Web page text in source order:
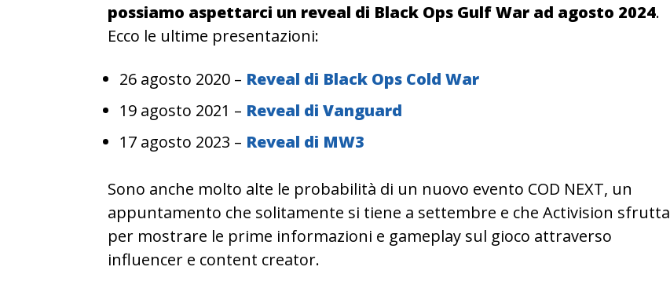
possiamo aspettarci un reveal di Black Ops Gulf War ad agosto 2024.
Ecco le ultime presentazioni:
26 agosto 2020 – Reveal di Black Ops Cold War
19 agosto 2021 – Reveal di Vanguard
17 agosto 2023 – Reveal di MW3
Sono anche molto alte le probabilità di un nuovo evento COD NEXT, un
appuntamento che solitamente si tiene a settembre e che Activision sfrutta
per mostrare le prime informazioni e gameplay sul gioco attraverso
influencer e content creator.